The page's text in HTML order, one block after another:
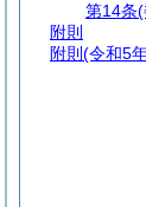
第14条(
附則
附則 (令和5